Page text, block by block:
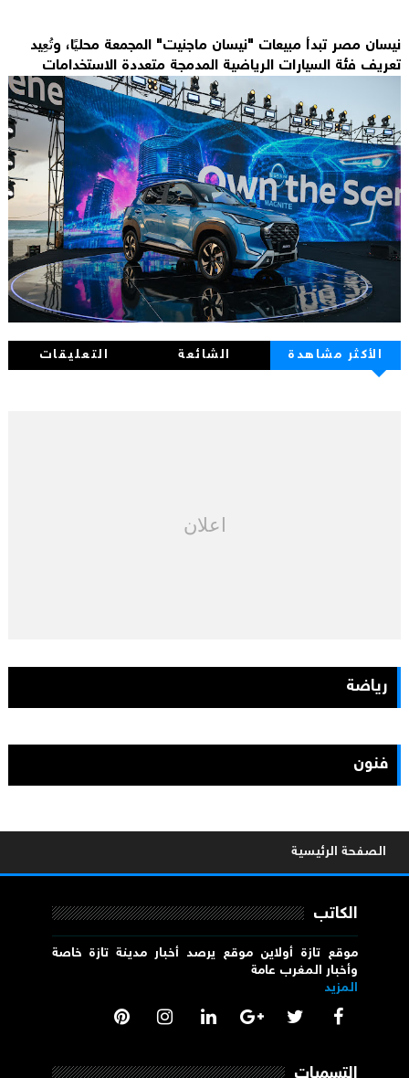
نيسان مصر تبدأ مبيعات "نيسان ماجنيت" المجمعة محليًا، وتُعِيد
تعريف فئة السيارات الرياضية المدمجة متعددة الاستخدامات
الأكثر مشاهدة الشائعة التعليقات
اعلان
رياضة
فنون
الصفحة الرئيسية
الكاتب
موقع تازة أولاين موقع يرصد أخبار مدينة تازة خاصة
وأخبار المغرب عامة
المزيد